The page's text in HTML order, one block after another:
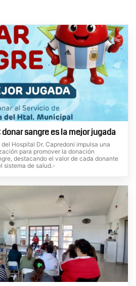
sangre es la mejor jugada
Hospital Dr. Capredoni impulsa una
para promover la donación
destacando el valor de cada donante
sistema de salud.-